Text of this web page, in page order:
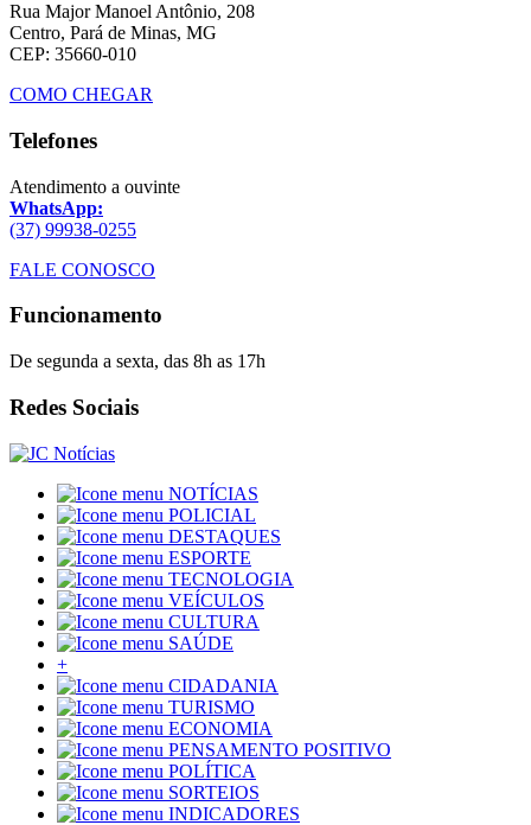
Rua Major Manoel Antônio, 208
Centro, Pará de Minas, MG
CEP: 35660-010
COMO CHEGAR
Telefones
Atendimento a ouvinte
WhatsApp:
(37) 99938-0255
FALE CONOSCO
Funcionamento
De segunda a sexta, das 8h as 17h
Redes Sociais
NOTÍCIAS
POLICIAL
DESTAQUES
ESPORTE
TECNOLOGIA
VEÍCULOS
CULTURA
SAÚDE
+
CIDADANIA
TURISMO
ECONOMIA
PENSAMENTO POSITIVO
POLÍTICA
SORTEIOS
INDICADORES